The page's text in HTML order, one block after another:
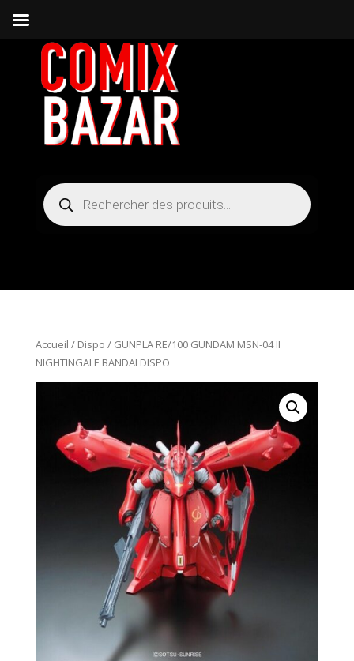
Recherche
de
produits
Accueil / Dispo / GUNPLA RE/100 GUNDAM MSN-04 II
NIGHTINGALE BANDAI DISPO